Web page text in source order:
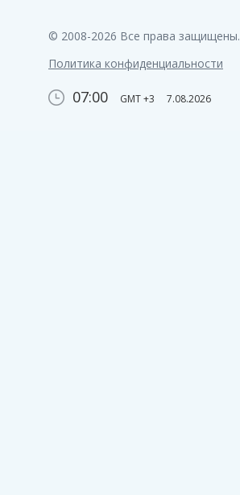
© 2008-2026 Все права защищены.
Политика конфиденциальности
07:00 GMT +3 7.08.2026